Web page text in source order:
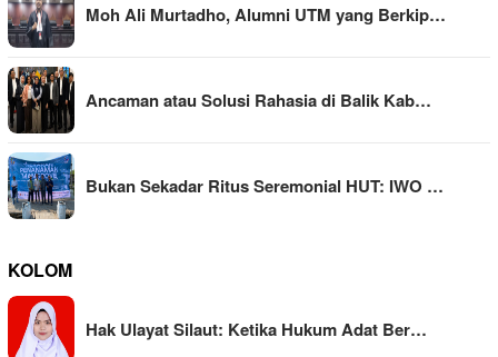
Moh Ali Murtadho, Alumni UTM yang Berkip…
Ancaman atau Solusi Rahasia di Balik Kab…
Bukan Sekadar Ritus Seremonial HUT: IWO …
KOLOM
Hak Ulayat Silaut: Ketika Hukum Adat Ber…